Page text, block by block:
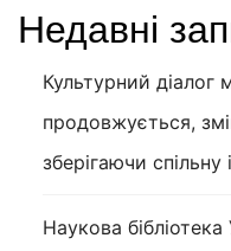
Недавні
Культурний
продовжується,
зберігаючи
Наукова